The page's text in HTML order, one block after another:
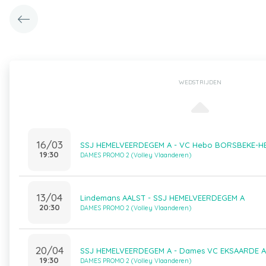
WEDSTRIJDEN
16/03
19:30
SSJ HEMELVEERDEGEM A - VC Hebo BORSBEKE-
DAMES PROMO 2 (Volley Vlaanderen)
13/04
20:30
Lindemans AALST - SSJ HEMELVEERDEGEM A
DAMES PROMO 2 (Volley Vlaanderen)
20/04
19:30
SSJ HEMELVEERDEGEM A - Dames VC EKSAARDE A
DAMES PROMO 2 (Volley Vlaanderen)